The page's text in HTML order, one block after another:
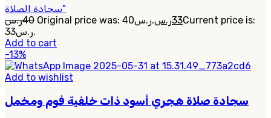
سجادة الصلاة"
40ر.س Original price was: 40ر.س. 33ر.س
Current price is:
33ر.س.
Add to cart
-13%
Add to wishlist
سجادة صلاة هجري أسود ذات خلفية فوم ومخمل